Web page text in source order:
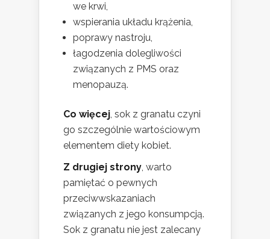
we krwi,
wspierania układu krążenia,
poprawy nastroju,
łagodzenia dolegliwości
związanych z PMS oraz
menopauzą.
Co więcej, sok z granatu czyni
go szczególnie wartościowym
elementem diety kobiet.
Z drugiej strony, warto
pamiętać o pewnych
przeciwwskazaniach
związanych z jego konsumpcją.
Sok z granatu nie jest zalecany